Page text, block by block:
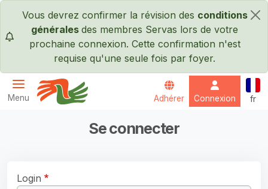
Passer au contenu principal
×
Vous devrez confirmer la révision des conditions
générales des membres Servas lors de votre
prochaine connexion. Cette confirmation n'est
requise qu'une seule fois par foyer.
Menu Adhérer Connexion fr
Se connecter
Login